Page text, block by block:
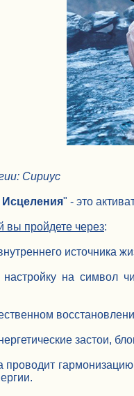
Сириус
Исцеления" - это
вы пройдете через:
источника
на символ
застои,
проводит